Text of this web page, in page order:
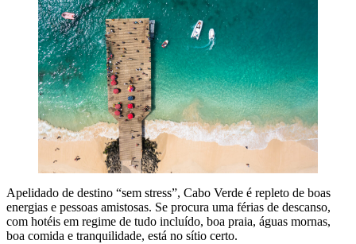
Apelidado de destino “sem stress”, Cabo Verde é repleto de boas
energias e pessoas amistosas. Se procura uma férias de descanso,
com hotéis em regime de tudo incluído, boa praia, águas mornas,
boa comida e tranquilidade, está no sítio certo.